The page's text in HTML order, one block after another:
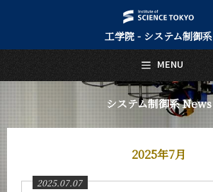
工学院 - システム制御系
システム制御系 News
2025年7月
2025.07.07
MENU
日本語
トップページ
Top Page
システム制御系について
About Us